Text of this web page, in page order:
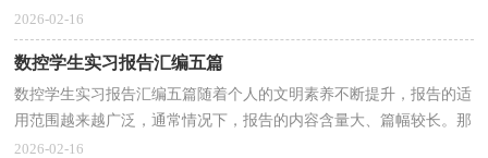
到非常苦恼吧，以下是小编为大家整理的物流类实习...
2026-02-16
数控学生实习报告汇编五篇
数控学生实习报告汇编五篇随着个人的文明素养不断提升，报告的适
用范围越来越广泛，通常情况下，报告的内容含量大、篇幅较长。那
么一般报告是怎么写的呢？以下是小编精心整理的数控...
2026-02-16